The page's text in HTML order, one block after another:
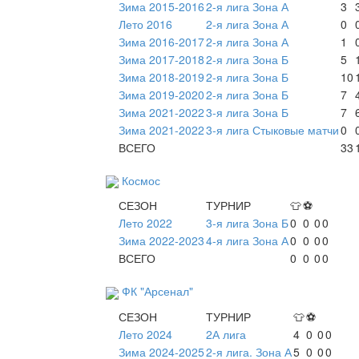
Зима 2015-20162-я лига Зона А 3
Лето 2016
2-я лига Зона А 0
Зима 2016-20172-я лига Зона А 1
Зима 2017-20182-я лига Зона Б 5 1
Зима 2018-20192-я лига Зона Б 10 1
Зима 2019-20202-я лига Зона Б 7
Зима 2021-20223-я лига Зона Б 7
Зима 2021-20223-я лига Стыковые матчи0
ВСЕГО
33
Космос
СЕЗОН
ТУРНИР 👕⚽
Лето 2022
3-я лига Зона Б0 0 00
Зима 2022-20234-я лига Зона А0 0 00
ВСЕГО
0 0 00
ФК "Арсенал"
СЕЗОН
ТУРНИР 👕⚽
Лето 2024
2А лига 4 0 00
Зима 2024-20252-я лига. Зона А5 0 00